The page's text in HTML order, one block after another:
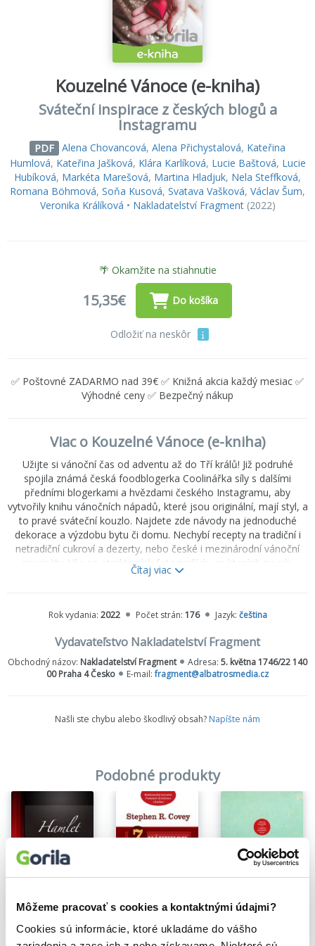
Môžeme pracovať s cookies a kontaktnými údajmi?
Cookies sú informácie, ktoré ukladáme do vášho
Kouzelné Vánoce (e-kniha)
Sváteční inspirace z českých blogů a
Instagramu
PDF Alena Chovancová, Alena Přichystalová, Kateřina
Humlová, Kateřina Jašková, Klára Karlíková, Lucie Baštová, Lucie
Hubíková, Markéta Marešová, Martina Hladjuk, Nela Steffková,
Romana Böhmová, Soňa Kusová, Svatava Vašková, Václav Šum,
Veronika Králíková • Nakladatelství Fragment(2022)
🌴 Okamžite na stiahnutie
15,35€ Do košíka
Odložiť na neskôr
✅ Poštovné ZADARMO nad 39€ ✅ Knižná akcia každý mesiac ✅
Výhodné ceny ✅ Bezpečný nákup
Viac o Kouzelné Vánoce (e-kniha)
Užijte si vánoční čas od adventu až do Tří králů! Již podruhé
spojila známá česká foodblogerka Coolinářka síly s dalšími
předními blogerkami a hvězdami českého Instagramu, aby
vytvořily knihu vánočních nápadů, které jsou originální, mají styl, a
to pravé sváteční kouzlo. Najdete zde návody na jednoduché
dekorace a výzdobu bytu či domu. Nechybí recepty na tradiční i
netradiční cukroví a dezerty, nebo české i mezinárodní vánoční
speciality. Vše na atraktivních fotografiích, ze kterých na vás
dýchne kouzelná vánoční atmosféra. Součástí knihy jsou stránky
Coolinářka The Hubs Country Wreath Moravia Bavorovská
Café Blog Na skok v kuchyni Nordic Light by Sonia Tvořivé večery
v Havířově Spolu u stolu MamaChef Lžička cukru
Čítaj viac
Rok vydania: 2022 Počet strán: 176 Jazyk: čeština
Vydavateľstvo Nakladatelství Fragment
Obchodný názov: Nakladatelství Fragment Adresa: 5. května 1746/22 140
00 Praha 4 Česko
E-mail:fragment@albatrosmedia.cz
Našli ste chybu alebo škodlivý obsah? Napíšte nám
Podobné produkty
Hamlet